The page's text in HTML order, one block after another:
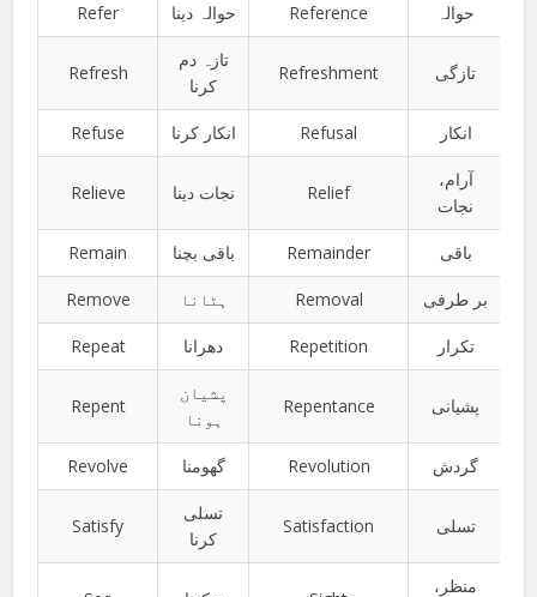
Refer حوالہ دینا Reference حوالہ
Refresh
تازہ دم
کرنا
Refreshment تازگی
Refuse انکار کرنا Refusal انکار
Relieve نجات دینا Relief
آرام،
نجات
Remain باقی بچنا Remainder باقی
Remove ہٹانا Removal بر طرفی
Repeat دھرانا Repetition تکرار
Repent
پشیان
ہونا
Repentance پشیانی
Revolve گھومنا Revolution گردش
Satisfy
تسلی
کرنا
Satisfaction تسلی
منظر،